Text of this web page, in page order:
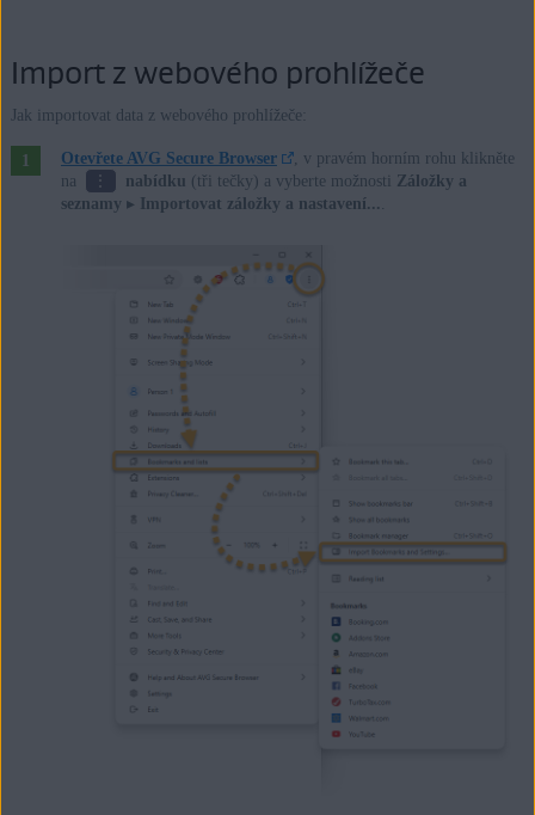
Import z webového prohlížeče
Jak importovat data z webového prohlížeče:
Otevřete AVG Secure Browser
, v pravém horním rohu klikněte
na
⋮ nabídku (tři tečky) a vyberte možnosti Záložky a
seznamy ▸ Importovat záložky a nastavení...